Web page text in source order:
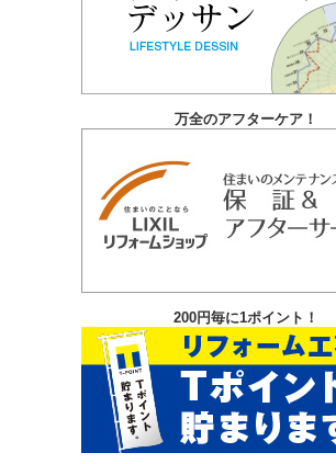
万全のアフターケア！
200円毎に1ポイント！